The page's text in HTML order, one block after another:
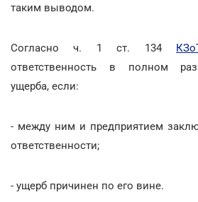
таким выводом.
Согласно ч. 1 ст. 134
ответственность в полном
ущерба, если:
- между ним и предприятием
ответственности;
- ущерб причинен по его вине.